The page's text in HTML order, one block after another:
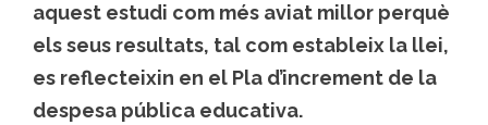
aquest estudi com més aviat millor perquè
els seus resultats, tal com estableix la llei,
es reflecteixin en el Pla d’increment de la
despesa pública educativa.